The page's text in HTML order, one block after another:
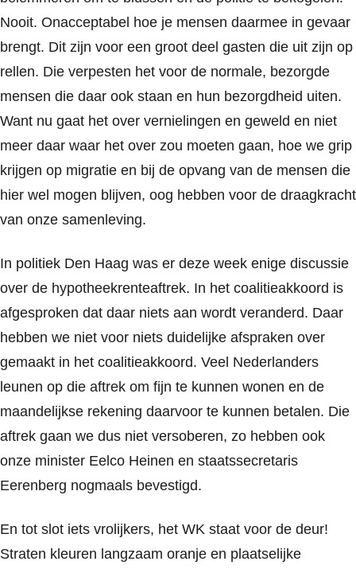
Nooit. Onacceptabel hoe je mensen daarmee in gevaar
brengt. Dit zijn voor een groot deel gasten die uit zijn op
rellen. Die verpesten het voor de normale, bezorgde
mensen die daar ook staan en hun bezorgdheid uiten.
Want nu gaat het over vernielingen en geweld en niet
meer daar waar het over zou moeten gaan, hoe we grip
krijgen op migratie en bij de opvang van de mensen die
hier wel mogen blijven, oog hebben voor de draagkracht
van onze samenleving.
In politiek Den Haag was er deze week enige discussie
over de hypotheekrenteaftrek. In het coalitieakkoord is
afgesproken dat daar niets aan wordt veranderd. Daar
hebben we niet voor niets duidelijke afspraken over
gemaakt in het coalitieakkoord. Veel Nederlanders
leunen op die aftrek om fijn te kunnen wonen en de
maandelijkse rekening daarvoor te kunnen betalen. Die
aftrek gaan we dus niet versoberen, zo hebben ook
onze minister Eelco Heinen en staatssecretaris
Eerenberg nogmaals bevestigd.
En tot slot iets vrolijkers, het WK staat voor de deur!
Straten kleuren langzaam oranje en plaatselijke